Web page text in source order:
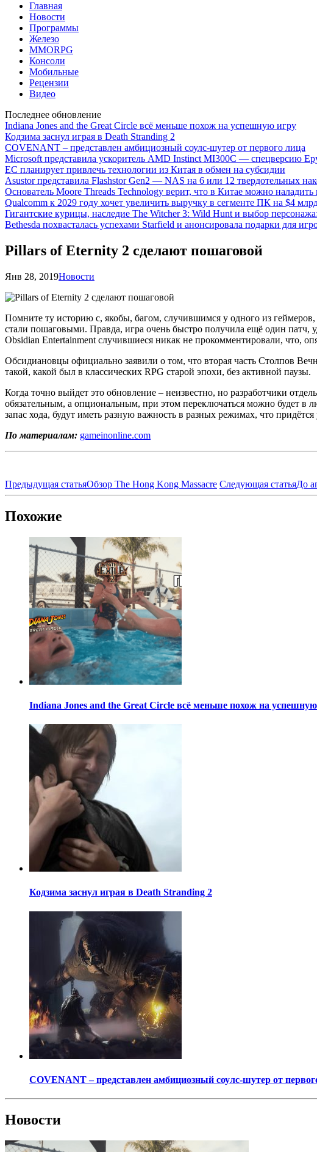
Главная
Новости
Программы
Железо
MMORPG
Консоли
Мобильные
Рецензии
Видео
Последнее обновление
Indiana Jones and the Great Circle всё меньше похож на успешную игру
Кодзима заснул играя в Death Stranding 2
COVENANT – представлен амбициозный соулс-шутер от первого лица
Microsoft представила ускоритель AMD Instinct MI300C — спецверсию
ЕС планирует привлечь технологии из Китая в обмен на субсидии
Asustor представила Flashstor Gen2 — NAS на 6 или 12 твердотельных
Основатель Moore Threads Technology верит, что в Китае можно
Qualcomm к 2029 году хочет увеличить выручку в сегменте ПК на $4
Гигантские курицы, наследие The Witcher 3: Wild Hunt и выбор
Bethesda похвасталась успехами Starfield и анонсировала подарки для
Pillars of Eternity 2 сделают пошаговой
Янв 28, 2019Новости
Помните ту историю с, якобы, багом, случившимся у одного из
стали пошаговыми. Правда, игра очень быстро получила ещё один патч,
Obsidian Entertainment случившиеся никак не прокомментировали, что,
Обсидиановцы официально заявили о том, что вторая часть Столпов
такой, какой был в классических RPG старой эпохи, без активной паузы.
Когда точно выйдет это обновление – неизвестно, но разработчики
обязательным, а опциональным, при этом переключаться можно будет в
запас хода, будут иметь разную важность в разных режимах, что
По материалам: gameinonline.com
Предыдущая статьяОбзор The Hong Kong Massacre Следующая статьяДо
Похожие
Indiana Jones and the Great Circle всё меньше похож на
Кодзима заснул играя в Death Stranding 2
COVENANT – представлен амбициозный соулс-шутер от
Новости